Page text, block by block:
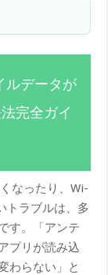
ルデータが
完全ガイ
なったり、Wi-
トラブルは、多
す。「アンテ
プリが読み込
わらない」と